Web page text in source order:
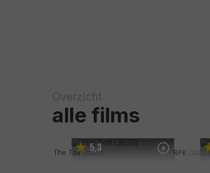
Overzicht
alle films
5,3
The Toll (2020) RFK (2002)